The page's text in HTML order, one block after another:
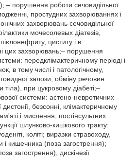
– порушення роботи сечовидільної
простудних захворюваннях і
захворювань сечовидільної
мочесолевых діатезів,
циститу і в
цих захворювань;– порушення
передклімактеричному періоді і
в тому числі і патологічному,
залози, обміну речовин
тіла), при цукровому діабеті;–
системи: астено-невротичних
безсонні, клімактеричному
і мислення, постінсультних
шлунково-кишкового тракту:
коліті; виразки стравоходу,
кишечника (поза загострення);
загострення), дискінезії